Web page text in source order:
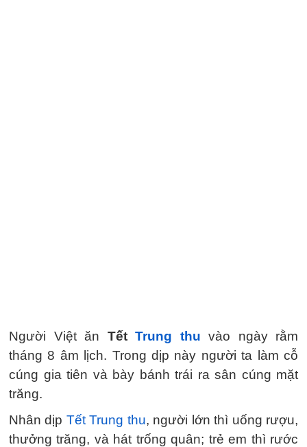
Người Việt ăn Tết Trung thu vào ngày rằm
tháng 8 âm lịch. Trong dịp này người ta làm cỗ
cúng gia tiên và bày bánh trái ra sân cúng mặt
trăng.
Nhân dịp Tết Trung thu, người lớn thì uống rượu,
thưởng trăng, và hát trống quân; trẻ em thì rước